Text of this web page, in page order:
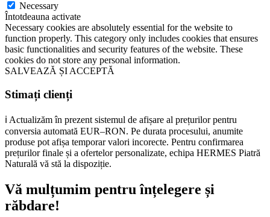
Necessary
Întotdeauna activate
Necessary cookies are absolutely essential for the website to
function properly. This category only includes cookies that ensures
basic functionalities and security features of the website. These
cookies do not store any personal information.
SALVEAZĂ ȘI ACCEPTĂ
Stimați clienți
ℹ️ Actualizăm în prezent sistemul de afișare al prețurilor pentru
conversia automată EUR–RON. Pe durata procesului, anumite
produse pot afișa temporar valori incorecte. Pentru confirmarea
prețurilor finale și a ofertelor personalizate, echipa HERMES Piatră
Naturală vă stă la dispoziție.
Vă mulțumim pentru înțelegere și
răbdare!